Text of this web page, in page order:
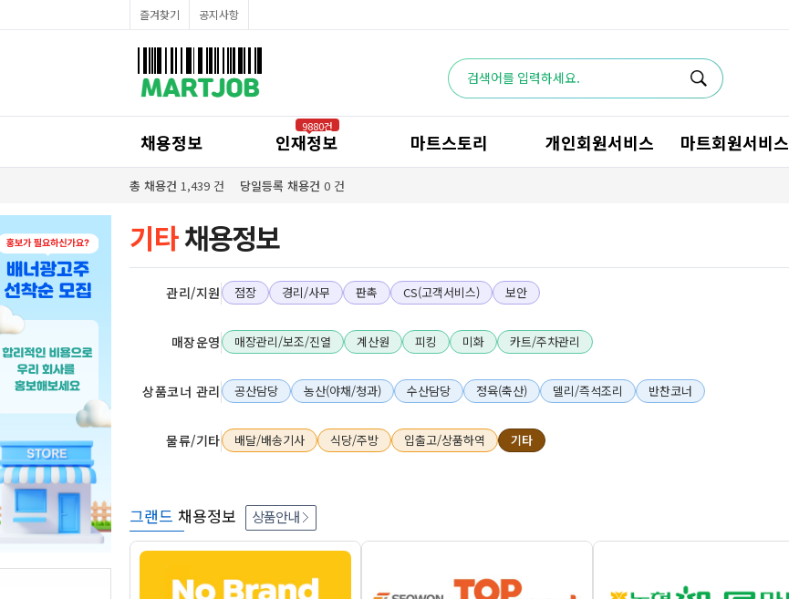
공산직원채용정보
농산/야채청과직원채용정보
수산직원채용정보
즐겨찾기 공지사항
채용정보 인재정보
9880건
마트스토리 개인회원서비스 마트회원서비스
총 채용건 1,439 건 당일등록 채용건 0 건
기타채용정보
관리/지원 점장 경리/사무 판촉 CS(고객서비스) 보안
매장운영 매장관리/보조/진열 계산원 피킹 미화 카트/주차관리
상품코너 관리 공산담당 농산(야채/청과) 수산담당 정육(축산) 델리/즉석조리 반찬코너
물류/기타 배달/배송기사 식당/주방 입출고/상품하역 기타
그랜드 채용정보 상품안내